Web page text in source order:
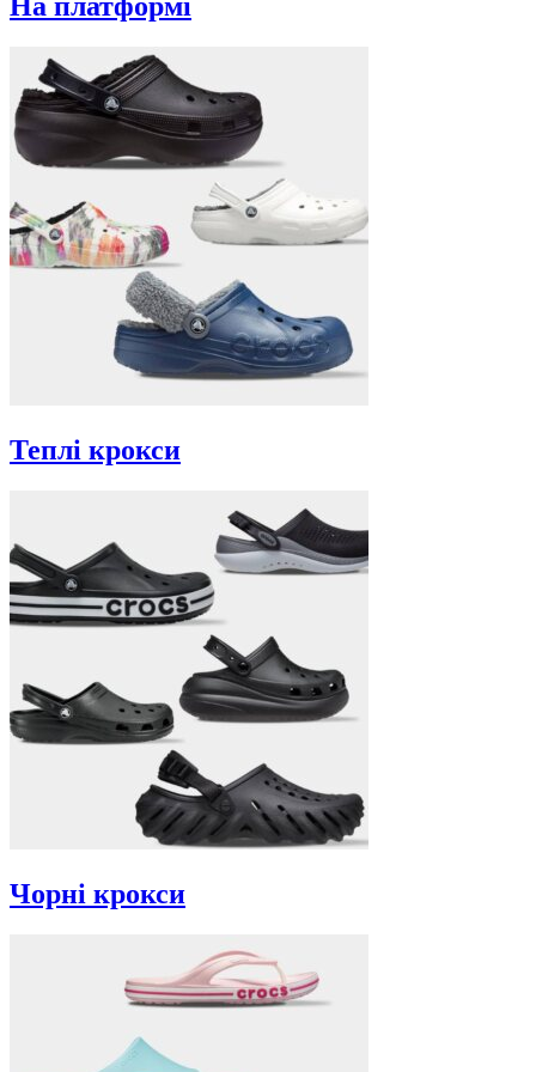
На платформі
Теплі крокси
Чорні крокси